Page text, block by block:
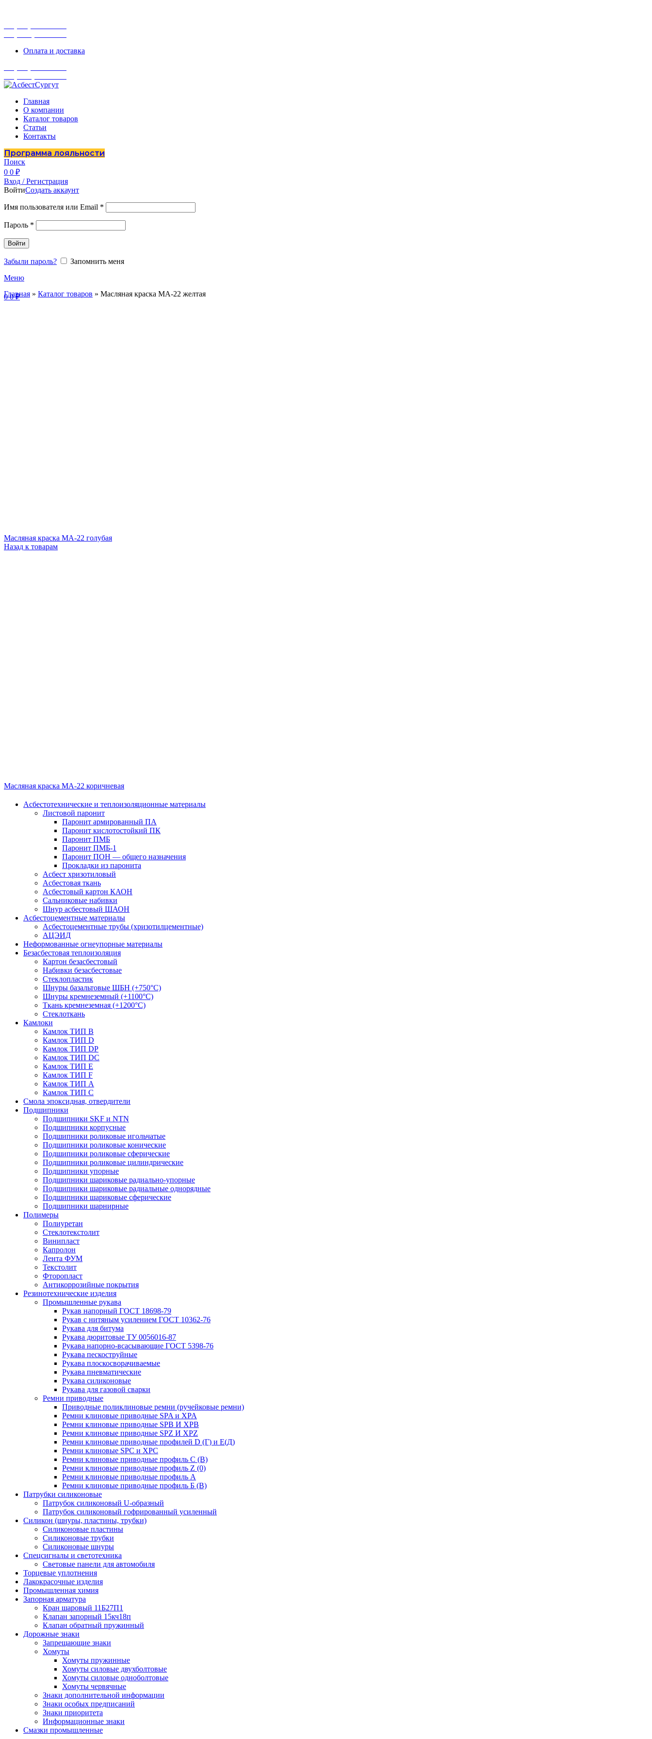
Оплата и доставка
Главная
О компании
Каталог товаров
Статьи
Контакты
Программа лояльности
Поиск
0 0 ₽
Вход / Регистрация
ВойтиСоздать аккаунт
Имя пользователя или Email *
Пароль *
Войти
Забыли пароль?
Запомнить меня
Меню
00₽
Главная » Каталог товаров » Масляная краска МА-22 желтая
Масляная краска МА-22 голубая
Назад к товарам
Масляная краска МА-22 коричневая
Асбестотехнические и теплоизоляционные материалы
Листовой паронит
Паронит армированный ПА
Паронит кислотостойкий ПК
Паронит ПМБ
Паронит ПМБ-1
Паронит ПОН — общего назначения
Прокладки из паронита
Асбест хризотиловый
Асбестовая ткань
Асбестовый картон КАОН
Сальниковые набивки
Шнур асбестовый ШАОН
Асбестоцементные материалы
Асбестоцементные трубы (хризотилцементные)
АЦЭИД
Неформованные огнеупорные материалы
Безасбестовая теплоизоляция
Картон безасбестовый
Набивки безасбестовые
Стеклопластик
Шнуры базальтовые ШБН (+750°С)
Шнуры кремнеземный (+1100°С)
Ткань кремнеземная (+1200°С)
Стеклоткань
Камлоки
Камлок ТИП B
Камлок ТИП D
Камлок ТИП DP
Камлок ТИП DС
Камлок ТИП E
Камлок ТИП F
Камлок ТИП А
Камлок ТИП С
Смола эпоксидная, отвердители
Подшипники
Подшипники SKF и NTN
Подшипники корпусные
Подшипники роликовые игольчатые
Подшипники роликовые конические
Подшипники роликовые сферические
Подшипники роликовые цилиндрические
Подшипники упорные
Подшипники шариковые радиально-упорные
Подшипники шариковые радиальные однорядные
Подшипники шариковые сферические
Подшипники шарнирные
Полимеры
Полиуретан
Стеклотекстолит
Винипласт
Капролон
Лента ФУМ
Текстолит
Фторопласт
Антикоррозийные покрытия
Резинотехнические изделия
Промышленные рукава
Рукав напорный ГОСТ 18698-79
Рукав с нитяным усилением ГОСТ 10362-76
Рукава для битума
Рукава дюритовые ТУ 0056016-87
Рукава напорно-всасывающие ГОСТ 5398-76
Рукава пескоструйные
Рукава плоскосворачиваемые
Рукава пневматические
Рукава силиконовые
Рукава для газовой сварки
Ремни приводные
Приводные поликлиновые ремни (ручейковые ремни)
Ремни клиновые приводные SPA и XPA
Ремни клиновые приводные SPB И XPB
Ремни клиновые приводные SPZ И XPZ
Ремни клиновые приводные профилей D (Г) и Е(Д)
Ремни клиновые SPC и XPC
Ремни клиновые приводные профиль C (В)
Ремни клиновые приводные профиль Z (0)
Ремни клиновые приводные профиль А
Ремни клиновые приводные профиль Б (B)
Патрубки силиконовые
Патрубок силиконовый U-образный
Патрубок силиконовый гофрированный усиленный
Силикон (шнуры, пластины, трубки)
Силиконовые пластины
Силиконовые трубки
Силиконовые шнуры
Спецсигналы и светотехника
Световые панели для автомобиля
Торцевые уплотнения
Лакокрасочные изделия
Промышленная химия
Запорная арматура
Кран шаровый 11Б27П1
Клапан запорный 15кч18п
Клапан обратный пружинный
Дорожные знаки
Запрещающие знаки
Хомуты
Хомуты пружинные
Хомуты силовые двухболтовые
Хомуты силовые одноболтовые
Хомуты червячные
Знаки дополнительной информации
Знаки особых предписаний
Знаки приоритета
Информационные знаки
Смазки промышленные